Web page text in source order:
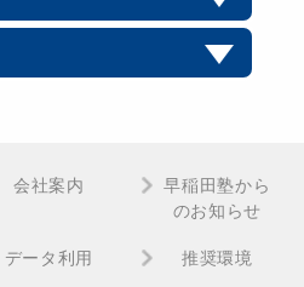
会社案内
早稲田塾から
のお知らせ
データ利用 推奨環境